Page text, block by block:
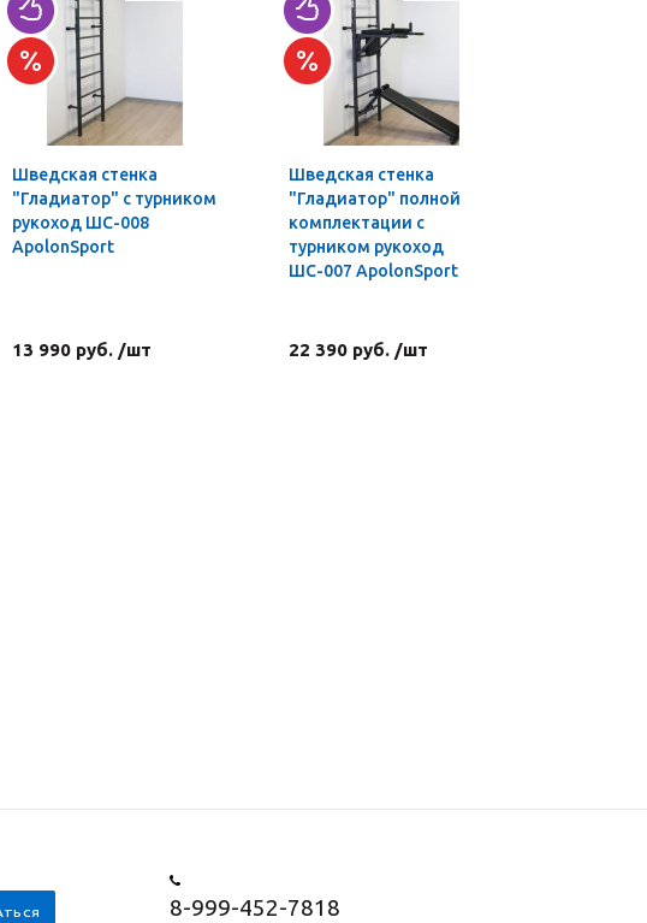
Шведская стенка
"Гладиатор" с турником
рукоход ШС-008
ApolonSport
13 990 руб. /шт
Шведская стенка
"Гладиатор" полной
комплектации с
турником рукоход
ШС-007 ApolonSport
22 390 руб. /шт
8-999-452-7818